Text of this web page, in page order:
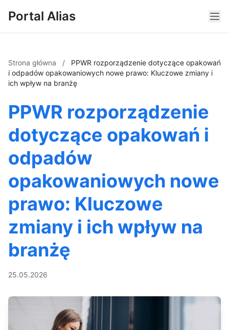
Portal Alias
Strona główna /
PPWR rozporządzenie dotyczące opakowań
i odpadów opakowaniowych nowe prawo: Kluczowe zmiany i
ich wpływ na branżę
PPWR rozporządzenie
dotyczące opakowań i
odpadów
opakowaniowych nowe
prawo: Kluczowe
zmiany i ich wpływ na
branżę
25.05.2026